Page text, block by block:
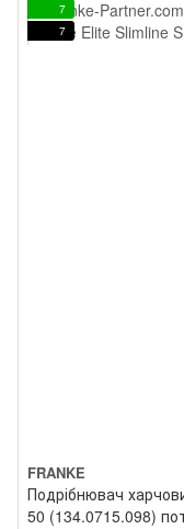
7
7
FRANKE
Подрібнювач
50 (134.0715.098)